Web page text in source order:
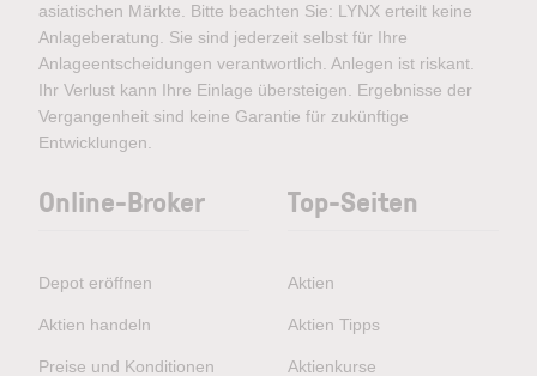
asiatischen Märkte. Bitte beachten Sie: LYNX erteilt keine
Anlageberatung. Sie sind jederzeit selbst für Ihre
Anlageentscheidungen verantwortlich. Anlegen ist riskant.
Ihr Verlust kann Ihre Einlage übersteigen. Ergebnisse der
Vergangenheit sind keine Garantie für zukünftige
Entwicklungen.
Online-Broker
Depot eröffnen
Aktien handeln
Preise und Konditionen
Top-Seiten
Aktien
Aktien Tipps
Aktienkurse